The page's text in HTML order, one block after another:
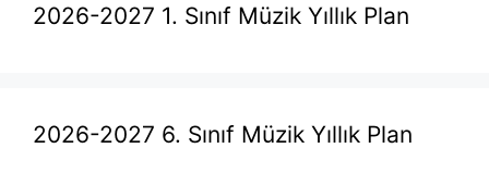
2026-2027 1. Sınıf Müzik Yıllık Plan
2026-2027 6. Sınıf Müzik Yıllık Plan